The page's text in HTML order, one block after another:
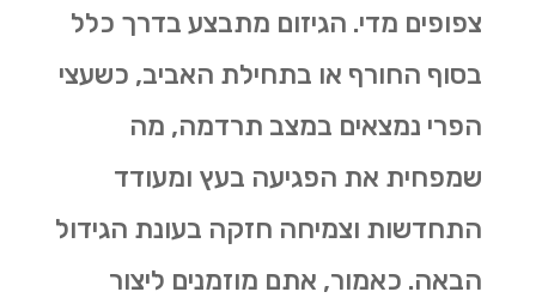
צפופים מדי. הגיזום מתבצע בדרך כלל
בסוף החורף או בתחילת האביב, כשעצי
הפרי נמצאים במצב תרדמה, מה
שמפחית את הפגיעה בעץ ומעודד
התחדשות וצמיחה חזקה בעונת הגידול
הבאה. כאמור, אתם מוזמנים ליצור